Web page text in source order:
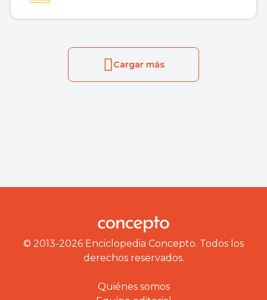
Cargar más
© 2013-2026 Enciclopedia Concepto. Todos los
derechos reservados.
Quiénes somos